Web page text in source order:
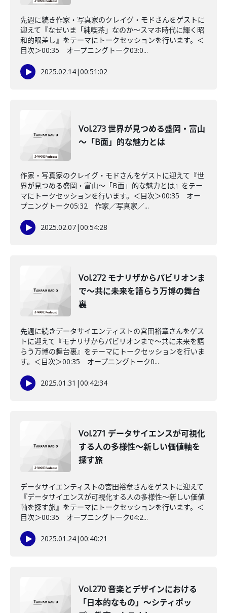
先週に続き作家・写真家のクレイグ・モドさんをゲストに
迎えて『なぜいま「純喫茶」なのか～スマホ時代に輝く昭
和的眼差し』をテーマにトークセッションを行います。＜
目次＞00:35 オープニングトーク03:0...
2025.02.14|00:51:02
Vol.273 世界が見つめる盛岡・富山
～「B面」的な魅力とは
作家・写真家のクレイグ・モドさんをゲストに迎えて『世
界が見つめる盛岡・富山～「B面」的な魅力とは』をテー
マにトークセッションを行います。＜目次＞00:35 オー
プニングトーク05:32 作家／写真家／...
2025.02.07|00:54:28
Vol.272 モナリザからパビリオンま
で～共に未来を語らう万博の舞台
裏
先週に続きデータサイエンティストの宮田裕章さんをゲス
トに迎えて『モナリザからパビリオンまで～共に未来を語
らう万博の舞台裏』をテーマにトークセッションを行いま
す。＜目次＞00:35 オープニングトーク0...
2025.01.31 |00:42:34
Vol.271 データサイエンスが可視化
する人の多様性〜新しい価値軸を
探す旅
データサイエンティストの宮田裕章さんをゲストに迎えて
『データサイエンスが可視化する人の多様性〜新しい価値
軸を探す旅』をテーマにトークセッションを行います。＜
目次＞00:35 オープニングトーク04:2...
2025.01.24|00:40:21
Vol.270 音楽とデザインにおける
「日本的なもの」～シティポッ